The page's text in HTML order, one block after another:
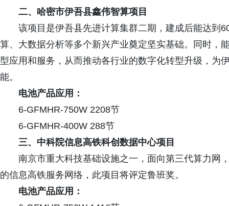
二、哈密市伊吾县鑫伟智算项目
该项目是伊吾县先进计算集群二期，建成后能达到
算、大数据分析等多个新兴产业奠定坚实基础。同时，
型应用和服务，从而推动各行业的数字化转型升级，为
能。
电池产品应用：
6-GFMHR-750W 2208节
6-GFMHR-400W 288节
三、中科院信息高铁科创数据中心项目
南京市重大科技基础设施之一，面向第三代算力网
的信息高铁服务网络，此项目将评定鲁班奖。
电池产品应用：